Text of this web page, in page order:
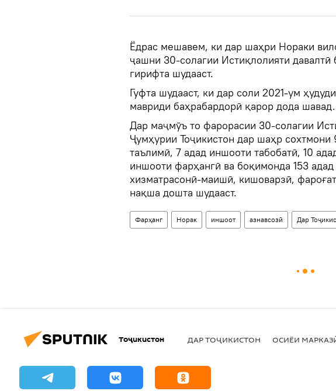
Ёдрас мешавем, ки дар шаҳри Нораки
ҷашни 30-солагии Истиқлолияти
гирифта шудааст.
Гуфта шудааст, ки дар соли 2021-ум
мавриди баҳрабардорӣ қарор дода шавад.
Дар маҷмӯъ то фарорасии 30-солагии
Ҷумҳурии Тоҷикистон дар шаҳр
таълимӣ, 7 адад иншооти табобатӣ, 10
иншооти фарҳангӣ ва боқимонда 153
хизматрасонӣ-маишӣ, кишоварзӣ,
нақша дошта шудааст.
Фарҳанг Норак иншоот азнавсозӣ Дар
Тоҷикистон ДАР ТОҶИКИСТОН ОСИЁИ